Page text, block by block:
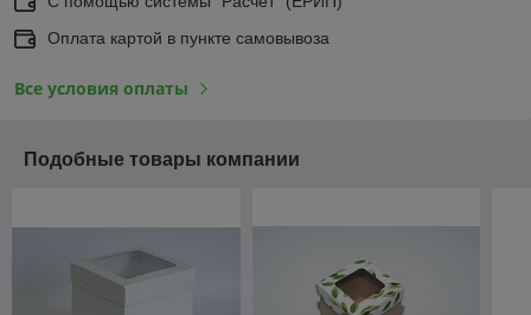
Оплата картой в пункте самовывоза
Все условия оплаты
Подобные товары компании